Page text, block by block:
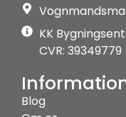
KK
CVR: 39349779
Blog